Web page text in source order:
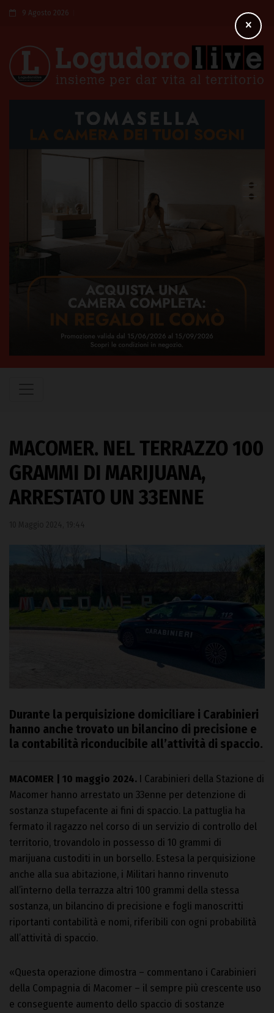
9 Agosto 2026
MACOMER. NEL TERRAZZO 100
GRAMMI DI MARIJUANA,
ARRESTATO UN 33ENNE
Durante la perquisizione domiciliare i Carabinieri
hanno anche trovato un bilancino di precisione e
la contabilità riconducibile all’attività di spaccio.
MACOMER | 10 maggio 2024. I Carabinieri della Stazione di
Macomer hanno arrestato un 33enne per detenzione di
sostanza stupefacente ai fini di spaccio. La pattuglia ha
fermato il ragazzo nel corso di un servizio di controllo del
territorio, trovandolo in possesso di 10 grammi di
marijuana custoditi in un borsello. Estesa la perquisizione
anche alla sua abitazione, i Militari hanno rinvenuto
all’interno della terrazza altri 100 grammi della stessa
sostanza, un bilancino di precisione e fogli manoscritti
riportanti contabilità e nomi, riferibili con ogni probabilità
all’attività di spaccio.
«Questa operazione dimostra – commentano i Carabinieri
della Compagnia di Macomer – il sempre più crescente uso
e conseguente aumento dello spaccio di sostanze
×